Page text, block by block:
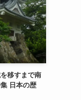
移すまで南
日本の歴